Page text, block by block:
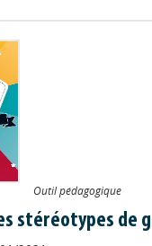
Outil pédagogique
stéréotypes de